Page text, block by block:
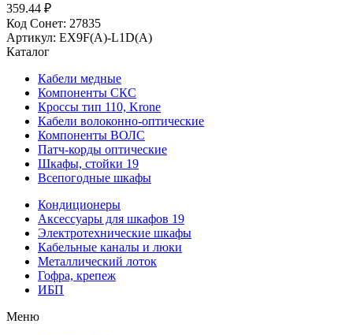
359.44 ₽
Код Сонет: 27835
Артикул: EX9F(A)-L1D(A)
Каталог
Кабели медные
Компоненты СКС
Кроссы тип 110, Krone
Кабели волоконно-оптические
Компоненты ВОЛС
Патч-корды оптические
Шкафы, стойки 19
Всепогодные шкафы
Кондиционеры
Аксессуары для шкафов 19
Электротехнические шкафы
Кабельные каналы и люки
Металлический лоток
Гофра, крепеж
ИБП
Меню